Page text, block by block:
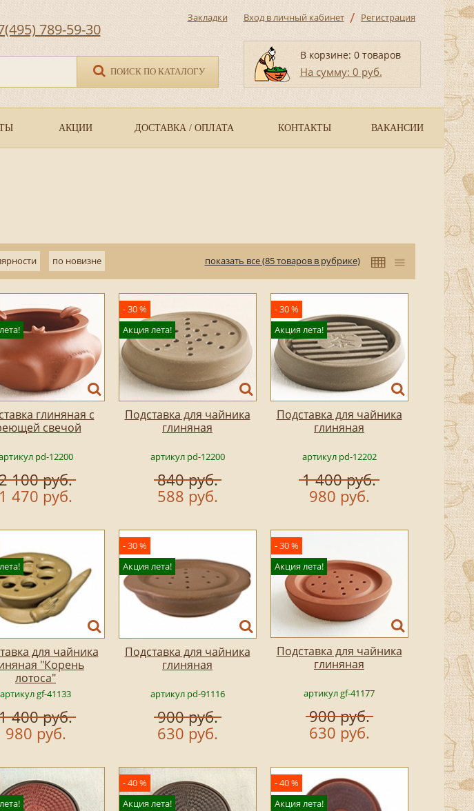
789-59-30
ПОИСК ПО КАТАЛОГУ
Закладки Вход в личный кабинет / Регистрация
В корзине: 0 товаров
На сумму: 0 руб.
АКЦИИ ДОСТАВКА / ОПЛАТА КОНТАКТЫ ВАКАНСИИ
по новизне показать все (85 товаров в рубрике)
глиняная с
свечой
pd-12200
100 руб.
1 470 руб.
- 30 %
Акция лета!
Подставка для чайника
глиняная
артикул pd-12200
840 руб.
588 руб.
- 30 %
Акция лета!
Подставка для чайника
глиняная
артикул pd-12202
1 400 руб.
980 руб.
для чайника
"Корень
лотоса"
артикул gf-41133
400 руб.
980 руб.
- 30 %
Акция лета!
Подставка для чайника
глиняная
артикул pd-91116
900 руб.
630 руб.
- 30 %
Акция лета!
Подставка для чайника
глиняная
артикул gf-41177
900 руб.
630 руб.
- 40 %
Акция лета!
- 40 %
Акция лета!